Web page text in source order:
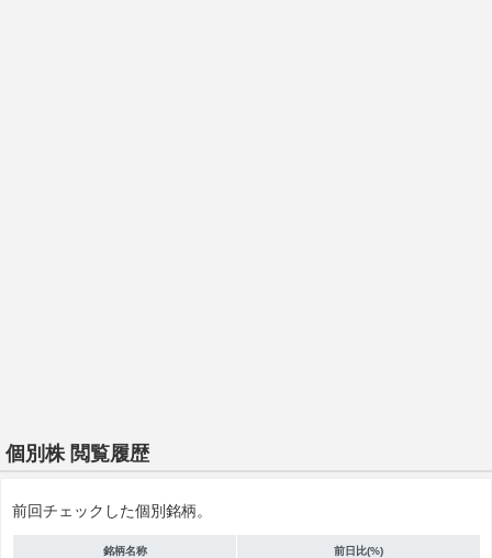
個別株 閲覧履歴
前回チェックした個別銘柄。
銘柄名称 前日比(%)